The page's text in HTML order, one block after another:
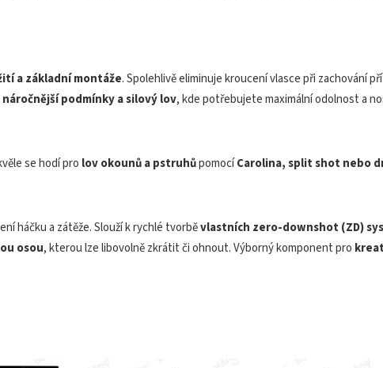
a základní montáže. Spolehlivě eliminuje kroucení vlasce při zachování
náročnější podmínky a silový lov, kde potřebujete maximální odolnost a
se hodí pro lov okounů a pstruhůpomocíCarolina, split shot nebo
háčku a zátěže. Slouží k rychlé tvorběvlastních zero-downshot (ZD)
osou, kterou lze libovolně zkrátit či ohnout. Výborný komponent pro